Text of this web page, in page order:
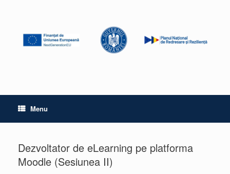
Menu
Dezvoltator de eLearning pe platforma
Moodle (Sesiunea II)